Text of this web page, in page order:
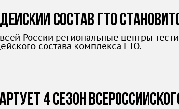
состав ГТО
России региональные центры
состава комплекса ГТО.
4 сезон